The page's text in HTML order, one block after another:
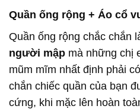
Quần ống rộng + Áo cổ
Quần ống rộng chắc chắn
người mập mà những chị
mũm mĩm nhất định phải
chắn chiếc quần của bạn
cứng, khi mặc lên hoàn